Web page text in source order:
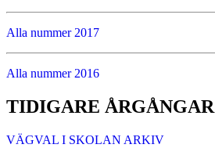
Alla nummer 2017
Alla nummer 2016
TIDIGARE ÅRGÅNGAR
VÄGVAL I SKOLAN ARKIV